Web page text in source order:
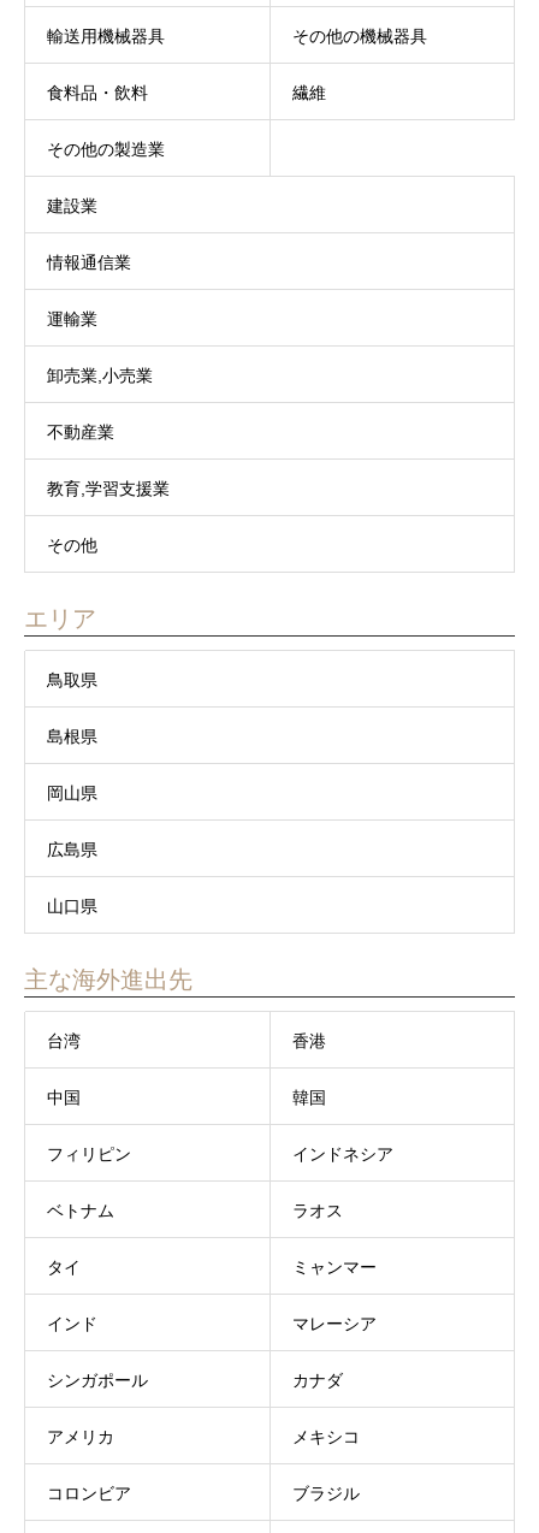
輸送用機械器具 その他の機械器具
食料品・飲料 繊維
その他の製造業
建設業
情報通信業
運輸業
卸売業,小売業
不動産業
教育,学習支援業
その他
エリア
鳥取県
島根県
岡山県
広島県
山口県
主な海外進出先
台湾 香港
中国 韓国
フィリピン インドネシア
ベトナム ラオス
タイ ミャンマー
インド マレーシア
シンガポール カナダ
アメリカ メキシコ
コロンビア ブラジル